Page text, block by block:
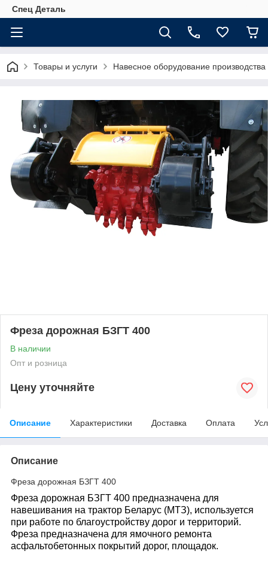
Спец Деталь
Товары и услуги Навесное оборудование
Фреза дорожная БЗГТ 400
В наличии
Опт и розница
Цену уточняйте
Описание Характеристики Доставка Оплата
Описание
Фреза дорожная БЗГТ 400
Фреза дорожная БЗГТ 400 предназначена для
навешивания на трактор Беларус (МТЗ), используется
при работе по благоустройству дорог и территорий.
Фреза предназначена для ямочного ремонта
асфальтобетонных покрытий дорог, площадок.